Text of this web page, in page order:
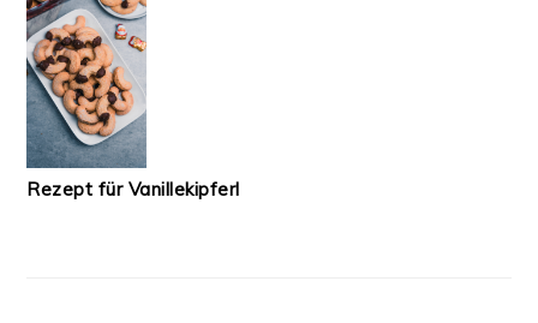
Rezept für Vanillekipferl